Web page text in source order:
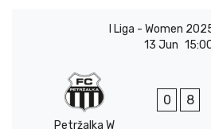
I Liga - Women
13 Jun
Petržalka W
0 8